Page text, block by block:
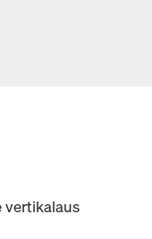
vertikalaus